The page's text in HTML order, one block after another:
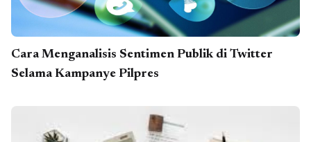
Cara Menganalisis Sentimen Publik di Twitter
Selama Kampanye Pilpres